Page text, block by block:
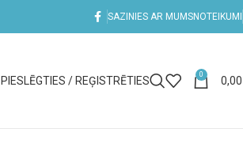
SAZINIES AR MUMSNOTEIKUMI
PIESLĒGTIES / REĢISTRĒTIES 0